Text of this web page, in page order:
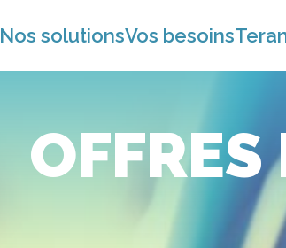
Nos solutionsVos besoins
OFFRES